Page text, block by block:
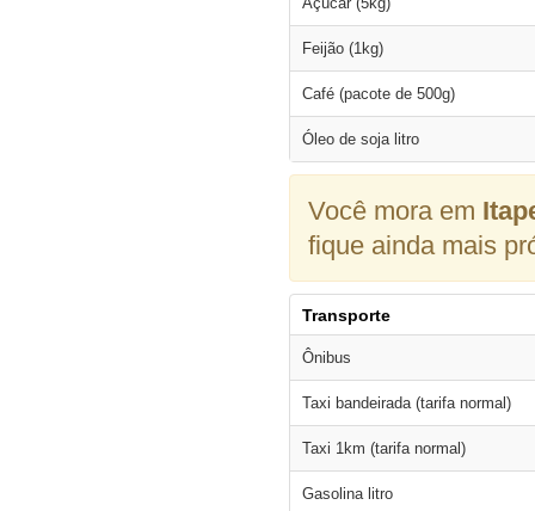
Feijão (1kg)
Café (pacote de 500g)
Óleo de soja litro
Você mora em
fique ainda mais
Transporte
Ônibus
Taxi bandeirada (tarifa normal)
Taxi 1km (tarifa normal)
Gasolina litro